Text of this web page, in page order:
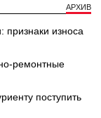
АРХИВ
признаки износа
ремонтные
поступить